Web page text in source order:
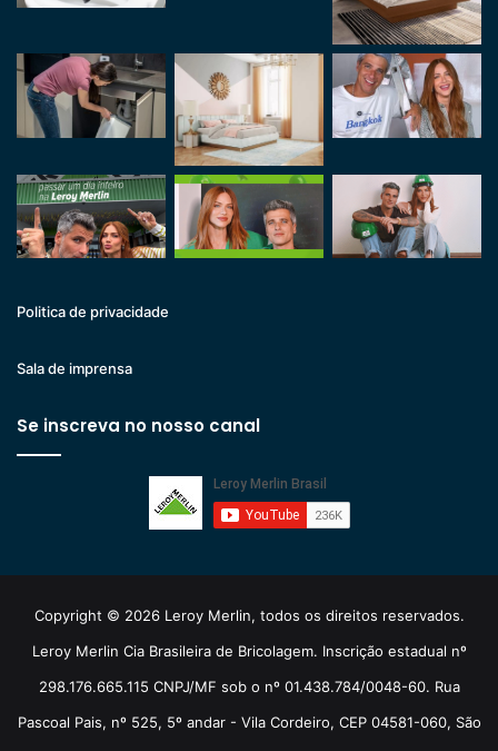
Politica de privacidade
Sala de imprensa
Se inscreva no nosso canal
Copyright © 2026 Leroy Merlin, todos os direitos reservados.
Leroy Merlin Cia Brasileira de Bricolagem. Inscrição estadual nº
298.176.665.115 CNPJ/MF sob o nº 01.438.784/0048-60. Rua
Pascoal Pais, nº 525, 5º andar - Vila Cordeiro, CEP 04581-060, São